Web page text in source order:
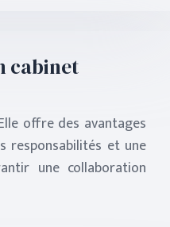
cabinet
offre des avantages
responsabilités et une
une collaboration